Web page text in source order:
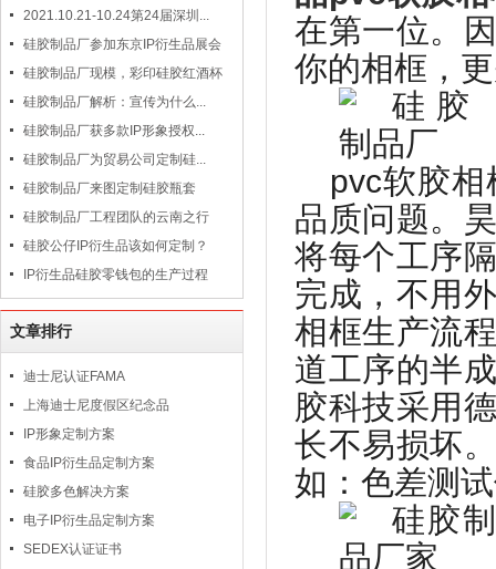
2021.10.21-10.24第24届深圳...
硅胶制品厂参加东京IP衍生品展会
硅胶制品厂现模，彩印硅胶红酒杯
硅胶制品厂解析：宣传为什么...
硅胶制品厂获多款IP形象授权...
硅胶制品厂为贸易公司定制硅...
硅胶制品厂来图定制硅胶瓶套
硅胶制品厂工程团队的云南之行
硅胶公仔IP衍生品该如何定制？
IP衍生品硅胶零钱包的生产过程
文章排行
迪士尼认证FAMA
上海迪士尼度假区纪念品
IP形象定制方案
食品IP衍生品定制方案
硅胶多色解决方案
电子IP衍生品定制方案
SEDEX认证证书
在第一位。
你的相框，
pvc软胶相
品质问题。
将每个工序
完成，不用
相框生产流
道工序的半
胶科技采用
长不易损坏
如：色差测